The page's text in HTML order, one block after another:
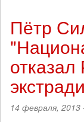
Сутуга,
в
тюрьме
Пётр
14 февраля, 2013